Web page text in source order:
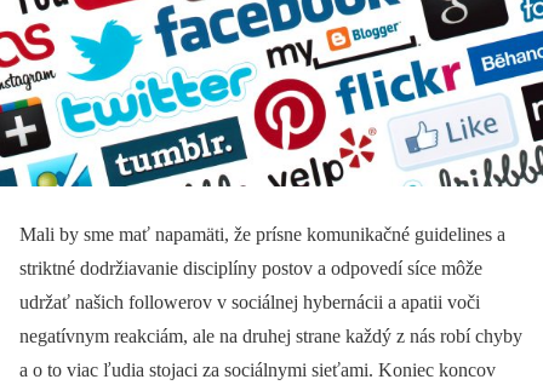
Mali by sme mať napamäti, že prísne komunikačné guidelines a
striktné dodržiavanie disciplíny postov a odpovedí síce môže
udržať našich followerov v sociálnej hybernácii a apatii voči
negatívnym reakciám, ale na druhej strane každý z nás robí chyby
a o to viac ľudia stojaci za sociálnymi sieťami. Koniec koncov